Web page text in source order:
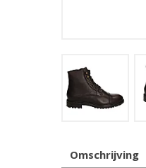
Omschrijving